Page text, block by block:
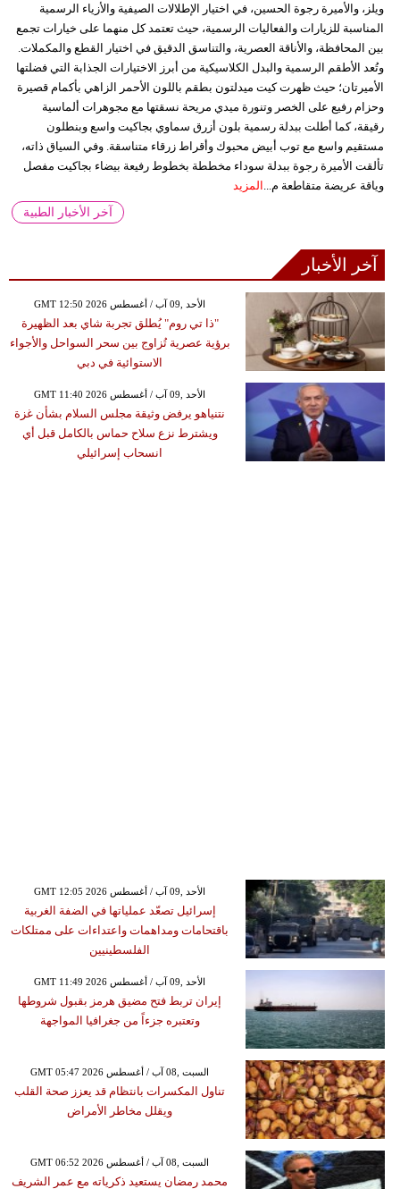
ويلز، والأميرة رجوة الحسين، في اختيار الإطلالات الصيفية والأزياء الرسمية
المناسبة للزيارات والفعاليات الرسمية، حيث تعتمد كل منهما على خيارات تجمع
بين المحافظة، والأناقة العصرية، والتناسق الدقيق في اختيار القطع والمكملات.
وتُعد الأطقم الرسمية والبدل الكلاسيكية من أبرز الاختيارات الجذابة التي فضلتها
الأميرتان؛ حيث ظهرت كيت ميدلتون بطقم باللون الأحمر الزاهي بأكمام قصيرة
وحزام رفيع على الخصر وتنورة ميدي مريحة نسقتها مع مجوهرات ألماسية
رقيقة، كما أطلت ببدلة رسمية بلون أزرق سماوي بجاكيت واسع وبنطلون
مستقيم واسع مع توب أبيض محبوك وأقراط زرقاء متناسقة. وفي السياق ذاته،
تألقت الأميرة رجوة ببدلة سوداء مخططة بخطوط رفيعة بيضاء بجاكيت مفصل
وياقة عريضة متقاطعة م...
المزيد
آخر الأخبار الطبية
آخر الأخبار
GMT 12:50 2026 الأحد ,09 آب / أغسطس
"ذا تي روم" يُطلق تجربة شاي بعد الظهيرة
برؤية عصرية تُزاوج بين سحر السواحل والأجواء
الاستوائية في دبي
GMT 11:40 2026 الأحد ,09 آب / أغسطس
نتنياهو يرفض وثيقة مجلس السلام بشأن غزة
ويشترط نزع سلاح حماس بالكامل قبل أي
انسحاب إسرائيلي
GMT 12:05 2026 الأحد ,09 آب / أغسطس
إسرائيل تصعّد عملياتها في الضفة الغربية
باقتحامات ومداهمات واعتداءات على ممتلكات
الفلسطينيين
GMT 11:49 2026 الأحد ,09 آب / أغسطس
إيران تربط فتح مضيق هرمز بقبول شروطها
وتعتبره جزءاً من جغرافيا المواجهة
GMT 05:47 2026 السبت ,08 آب / أغسطس
تناول المكسرات بانتظام قد يعزز صحة القلب
ويقلل مخاطر الأمراض
GMT 06:52 2026 السبت ,08 آب / أغسطس
محمد رمضان يستعيد ذكرياته مع عمر الشريف